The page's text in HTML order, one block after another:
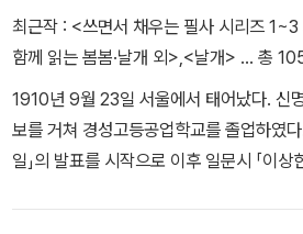
불러오는 배 때문에 괴로워 날뛰기 시작
로 괴롭다. 황소 뱃속에서 너무 잘 먹어 살
가 하품을 하게 해 주면 그때서야 나올 수
떻게 해야 황소를 하품하게 할 수 있을까?
소를 지금버덤 열 배나 기운이 세게 해 드
번 한 번만 살려 주십시오.' - 본문 17쪽 중
최근작 : <쓰면서 채우는 필사 시리즈
함께 읽는 봄봄·날개 외> <날개> … 총
1910년 9월 23일 서울에서 태어났다. 신
보를 거쳐 경성고등공업학교를 졸업하였
일」의 발표를 시작으로 이후 일문시 「이상한